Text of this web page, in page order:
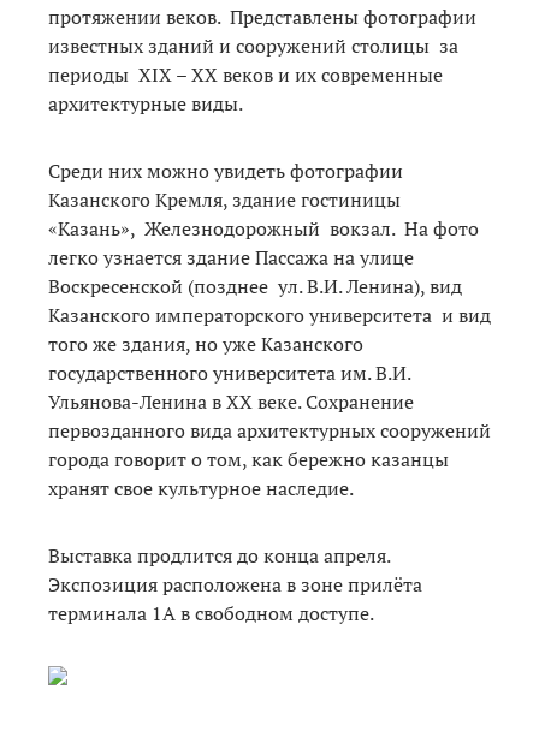
протяжении веков. Представлены фотографии
известных зданий и сооружений столицы за
периоды XIX – XX веков и их современные
архитектурные виды.
Среди них можно увидеть фотографии
Казанского Кремля, здание гостиницы
«Казань», Железнодорожный вокзал. На фото
легко узнается здание Пассажа на улице
Воскресенской (позднее ул. В.И. Ленина), вид
Казанского императорского университета и вид
того же здания, но уже Казанского
государственного университета им. В.И.
Ульянова-Ленина в XX веке. Сохранение
первозданного вида архитектурных сооружений
города говорит о том, как бережно казанцы
хранят свое культурное наследие.
Выставка продлится до конца апреля.
Экспозиция расположена в зоне прилёта
терминала 1А в свободном доступе.